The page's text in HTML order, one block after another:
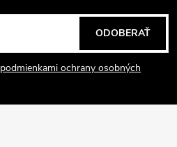
podmienkami ochrany osobných
ODOBERAŤ